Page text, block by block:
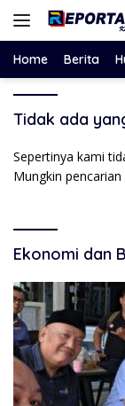
Langsung
Home Berita
Tidak ada
Sepertinya kami
Mungkin
Ekonomi dan